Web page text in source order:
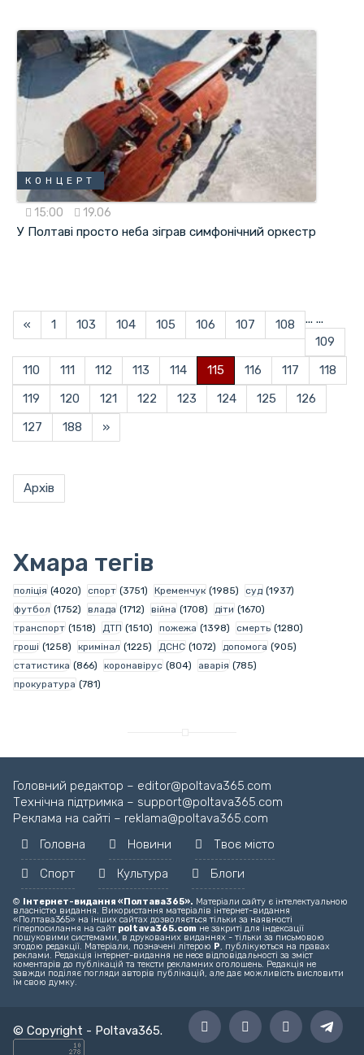
КОНЦЕРТ
15:00 19.06
У Полтаві просто неба зіграв симфонічний оркестр
« 1 ...
103 104 105 106 107
108
109
110
111 112 113 114 115 116 117
118
119
120 121 122 123 124 125
126
127
...
188 »
Архів
Хмара тегів
поліція (4020) спорт (3751) Кременчук (1985) суд (1937)
футбол (1752) влада (1712) війна (1708) діти (1670)
транспорт (1518) ДТП (1510) пожежа (1398) смерть (1280)
гроші (1258) кримінал (1225) ДСНС (1072) допомога (905)
статистика (866) коронавірус (804) аварія (785)
прокуратура (781)
Головний редактор – editor@poltava365.com
Технічна підтримка – support@poltava365.com
Реклама на сайті – reklama@poltava365.com
Головна
Новини
Твоє місто
Спорт
Культура Блоги
© Інтернет-видання «Полтава365». Матеріали сайту є інтелектуальною
власністю видання. Використання матеріалів інтернет-видання
«Полтава365» на інших сайтах дозволяється тільки за наявності
гіперпосилання на сайт poltava365.com не закриті для індексації
пошуковими системами, в друкованих виданнях - тільки за письмовою
згодою редакції. Матеріали, позначені літерою Р, публікуються на правах
реклами. Редакція інтернет-видання не несе відповідальності за зміст
коментарів до публікацій та тексти рекламних оголошень. Редакція не
завжди поділяє погляди авторів публікацій, але дає можливість висловити
їм свою думку.
© Copyright - Poltava365.